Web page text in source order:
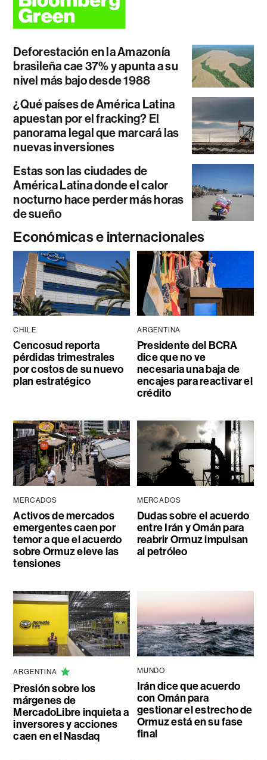
Deforestación en la Amazonía
brasileña cae 37% y apunta a su
nivel más bajo desde 1988
¿Qué países de América Latina
apuestan por el fracking? El
panorama legal que marcará las
nuevas inversiones
Estas son las ciudades de
América Latina donde el calor
nocturno hace perder más horas
de sueño
Económicas e internacionales
CHILE
Cencosud reporta
pérdidas trimestrales
por costos de su nuevo
plan estratégico
ARGENTINA
Presidente del BCRA
dice que no ve
necesaria una baja de
encajes para reactivar el
crédito
MERCADOS
Activos de mercados
emergentes caen por
temor a que el acuerdo
sobre Ormuz eleve las
tensiones
MERCADOS
Dudas sobre el acuerdo
entre Irán y Omán para
reabrir Ormuz impulsan
al petróleo
ARGENTINA
Presión sobre los
márgenes de
MercadoLibre inquieta a
inversores y acciones
caen en el Nasdaq
MUNDO
Irán dice que acuerdo
con Omán para
gestionar el estrecho de
Ormuz está en su fase
final